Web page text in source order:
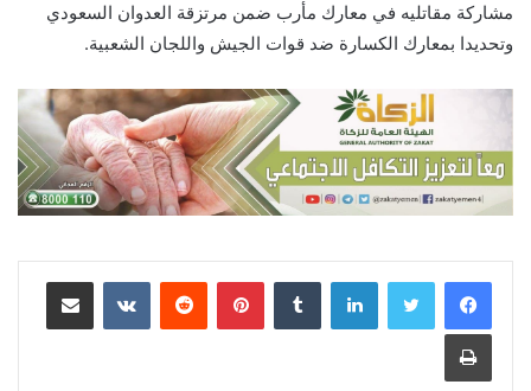
مشاركة مقاتليه في معارك مأرب ضمن مرتزقة العدوان السعودي
وتحديدا بمعارك الكسارة ضد قوات الجيش واللجان الشعبية.
لينكدإن بينتيريست